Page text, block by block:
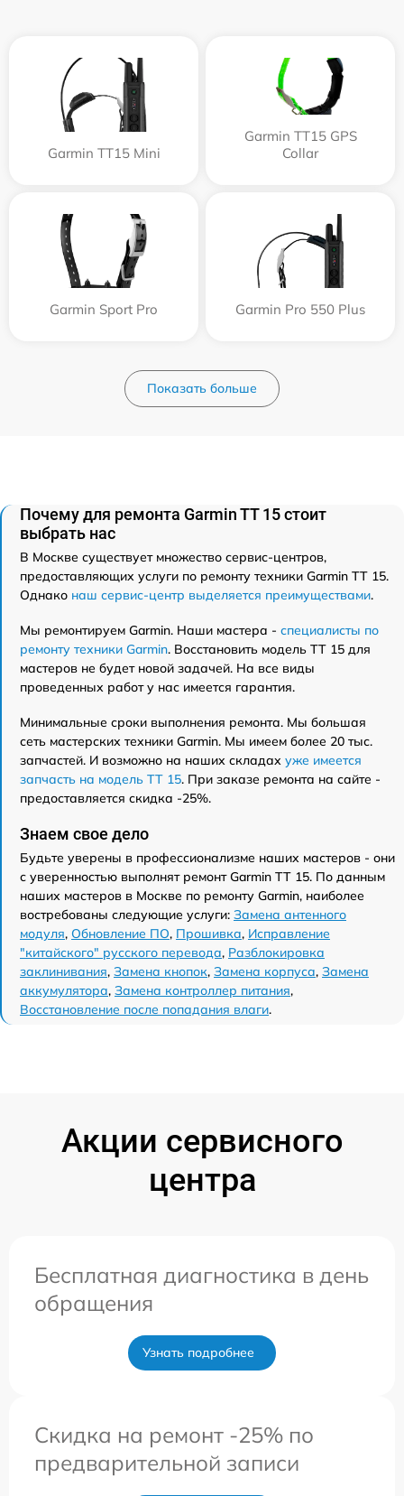
Garmin TT15 Mini
Garmin TT15 GPS
Collar
Garmin Sport Pro Garmin Pro 550 Plus
Показать больше
Почему для ремонта Garmin TT 15 стоит
выбрать нас
В Москве существует множество сервис-центров,
предоставляющих услуги по ремонту техники Garmin TT 15.
Однако наш сервис-центр выделяется преимуществами.
Мы ремонтируем Garmin. Наши мастера - специалисты по
ремонту техники Garmin. Восстановить модель TT 15 для
мастеров не будет новой задачей. На все виды
проведенных работ у нас имеется гарантия.
Минимальные сроки выполнения ремонта. Мы большая
сеть мастерских техники Garmin. Мы имеем более 20 тыс.
запчастей. И возможно на наших складах уже имеется
запчасть на модель TT 15. При заказе ремонта на сайте -
предоставляется скидка -25%.
Знаем свое дело
Будьте уверены в профессионализме наших мастеров - они
с уверенностью выполнят ремонт Garmin TT 15. По данным
наших мастеров в Москве по ремонту Garmin, наиболее
востребованы следующие услуги: Замена антенного
модуля, Обновление ПО, Прошивка, Исправление
"китайского" русского перевода, Разблокировка
заклинивания, Замена кнопок, Замена корпуса, Замена
аккумулятора, Замена контроллер питания,
Восстановление после попадания влаги.
Акции сервисного
центра
Бесплатная диагностика в день
обращения
Узнать подробнее
Скидка на ремонт -25% по
предварительной записи